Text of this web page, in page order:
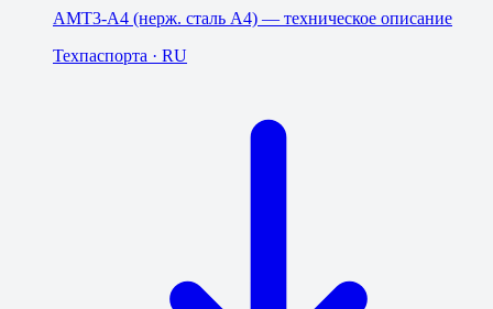
AMT3-A4 (нерж. сталь A4) — техническое описание
Техпаспорта · RU